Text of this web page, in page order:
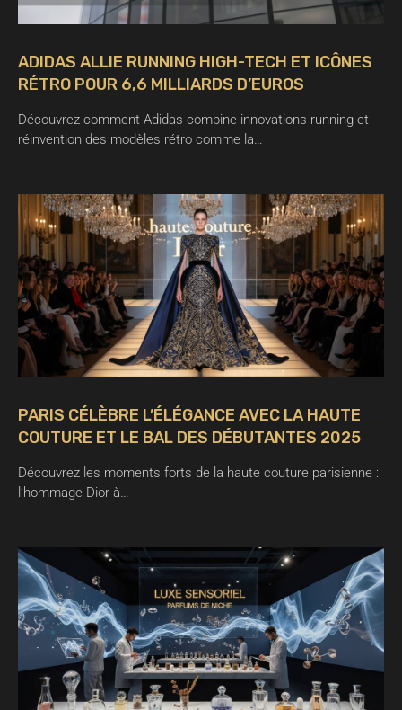
ADIDAS ALLIE RUNNING HIGH-TECH ET ICÔNES
RÉTRO POUR 6,6 MILLIARDS D’EUROS
Découvrez comment Adidas combine innovations running et
réinvention des modèles rétro comme la…
PARIS CÉLÈBRE L’ÉLÉGANCE AVEC LA HAUTE
COUTURE ET LE BAL DES DÉBUTANTES 2025
Découvrez les moments forts de la haute couture parisienne :
l’hommage Dior à…